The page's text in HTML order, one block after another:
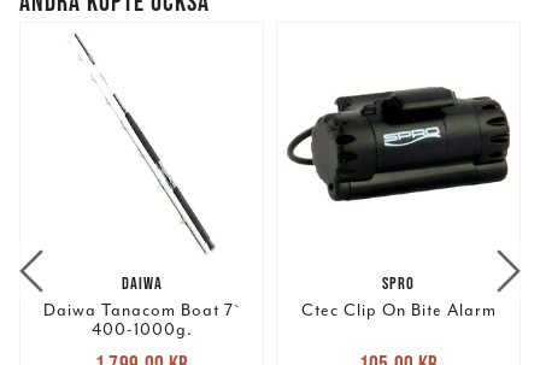
DAIWA
Daiwa Tanacom Boat 7`
400-1000g.
Nuvarande pris
SPRO
Ctec Clip On Bite Alarm
Nuvarande pris